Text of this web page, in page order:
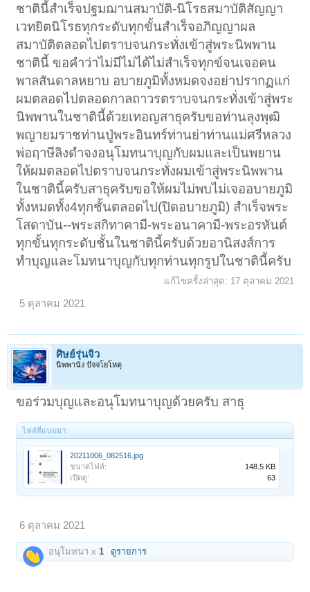
ชาตินี้สำเร็จปฐมฌานสมาบัติ-นิโรธสมาบัติสัญญา
เวทยิตนิโรธทุกระดับทุกขั้นสำเร็จอภิญญาผล
สมาบัติตลอดไปตราบจนกระทั่งเข้าสู่พระนิพพาน
ชาตินี้ ขอคำว่าไม่มีไม่ได้ไม่สำเร็จทุกข์จนเจอคน
พาลสันดาลหยาบ อบายภูมิทั้งหมดจงอย่าปรากฏแก่
ผมตลอดไปตลอดกาลถาวรตราบจนกระทั่งเข้าสู่พระ
นิพพานในชาตินี้ด้วยเทอญสาธุครับขอท่านลุงพุฒิ
พญายมราชท่านปู่พระอินทร์ท่านย่าท่านแม่ศรีหลวง
พ่อฤาษีลิงดำจงอนุโมทนาบุญกับผมและเป็นพยาน
ให้ผมตลอดไปตราบจนกระทั่งผมเข้าสู่พระนิพพาน
ในชาตินี้ครับสาธุครับขอให้ผมไม่พบไม่เจออบายภูมิ
ทั้งหมดทั้ง4ทุกชั้นตลอดไป(ปิดอบายภูมิ) สำเร็จพระ
โสดาบัน--พระสกิทาคามี-พระอนาคามี-พระอรหันต์
ทุกขั้นทุกระดับชั้นในชาตินี้ครับด้วยอานิสงส์การ
ทำบุญและโมทนาบุญกับทุกท่านทุกรูปในชาตินี้ครับ
แก้ไขครั้งล่าสุด: 17 ตุลาคม 2021
5 ตุลาคม 2021
ศิษย์รุ่นจิ๋ว
นิพพานัง ปัจจโยโหตุ
ขอร่วมบุญเเละอนุโมทนาบุญด้วยครับ สาธุ
ไฟล์ที่แนบมา:
20211006_082516.jpg
ขนาดไฟล์:
148.5 KB
เปิดดู:
63
6 ตุลาคม 2021
อนุโมทนา x 1 ดูรายการ